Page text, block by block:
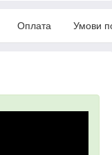
Оплата Умови